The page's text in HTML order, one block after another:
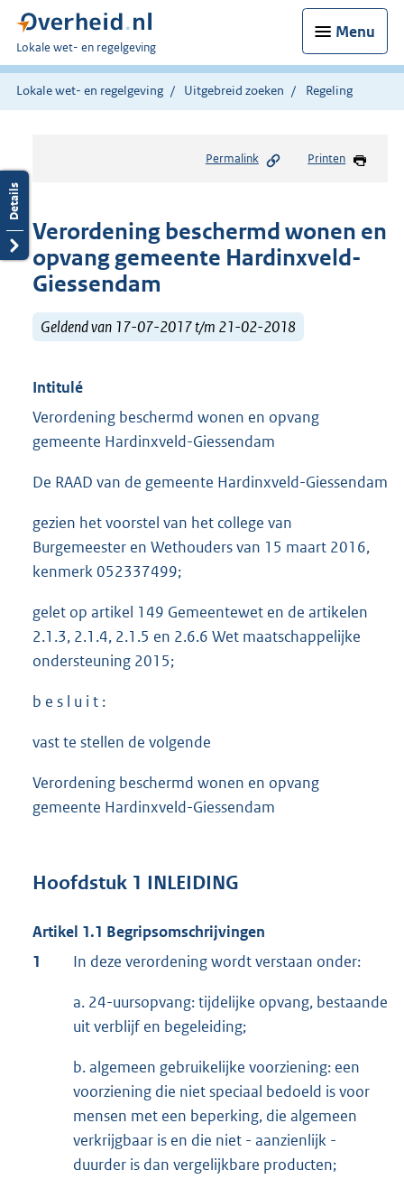
Menu
U
bent
hier:
Lokale wet- en regelgeving
Lokale wet- en regelgeving Uitgebreid zoeken Regeling
Permalink Printen
Verordening beschermd wonen en
opvang gemeente Hardinxveld-
Giessendam
Geldend van 17-07-2017 t/m 21-02-2018
Intitulé
Verordening beschermd wonen en opvang
gemeente Hardinxveld-Giessendam
De RAAD van de gemeente Hardinxveld-Giessendam
gezien het voorstel van het college van
Burgemeester en Wethouders van 15 maart 2016,
kenmerk 052337499;
gelet op artikel 149 Gemeentewet en de artikelen
2.1.3, 2.1.4, 2.1.5 en 2.6.6 Wet maatschappelijke
ondersteuning 2015;
b e s l u i t :
vast te stellen de volgende
Verordening beschermd wonen en opvang
gemeente Hardinxveld-Giessendam
Hoofdstuk 1 INLEIDING
Artikel 1.1 Begripsomschrijvingen
1
In deze verordening wordt verstaan onder:
a. 24-uursopvang: tijdelijke opvang, bestaande
uit verblijf en begeleiding;
b. algemeen gebruikelijke voorziening: een
voorziening die niet speciaal bedoeld is voor
mensen met een beperking, die algemeen
verkrijgbaar is en die niet - aanzienlijk -
duurder is dan vergelijkbare producten;